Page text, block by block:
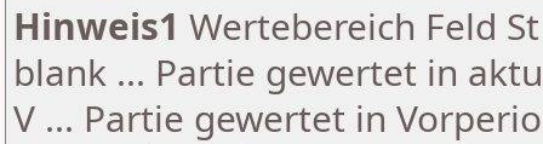
Hinweis1 Wertebereich Feld
blank ... Partie gewertet in
V ... Partie gewertet in